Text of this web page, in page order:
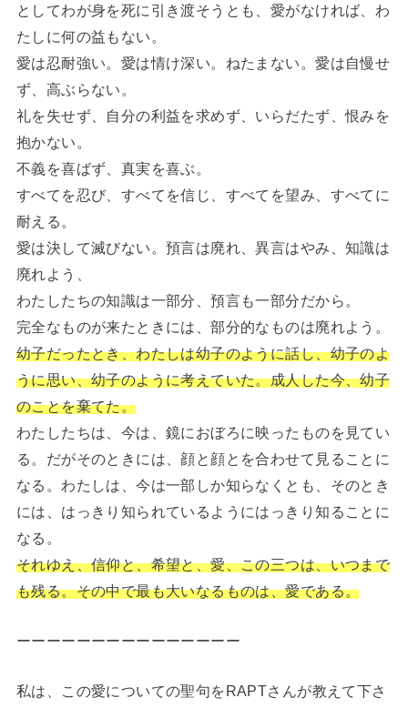
としてわが身を死に引き渡そうとも、愛がなければ、わ
たしに何の益もない。
愛は忍耐強い。愛は情け深い。ねたまない。愛は自慢せ
ず、高ぶらない。
礼を失せず、自分の利益を求めず、いらだたず、恨みを
抱かない。
不義を喜ばず、真実を喜ぶ。
すべてを忍び、すべてを信じ、すべてを望み、すべてに
耐える。
愛は決して滅びない。預言は廃れ、異言はやみ、知識は
廃れよう、
わたしたちの知識は一部分、預言も一部分だから。
完全なものが来たときには、部分的なものは廃れよう。
幼子だったとき、わたしは幼子のように話し、幼子のよ
うに思い、幼子のように考えていた。成人した今、幼子
のことを棄てた。
わたしたちは、今は、鏡におぼろに映ったものを見てい
る。だがそのときには、顔と顔とを合わせて見ることに
なる。わたしは、今は一部しか知らなくとも、そのとき
には、はっきり知られているようにはっきり知ることに
なる。
それゆえ、信仰と、希望と、愛、この三つは、いつまで
も残る。その中で最も大いなるものは、愛である。
ーーーーーーーーーーーーーーー
私は、この愛についての聖句をRAPTさんが教えて下さ